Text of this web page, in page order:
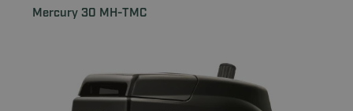
Mercury 30 MH-TMC